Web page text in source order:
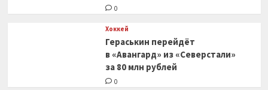
0
Хоккей
Гераськин перейдёт
в «Авангард» из «Северстали»
за 80 млн рублей
0